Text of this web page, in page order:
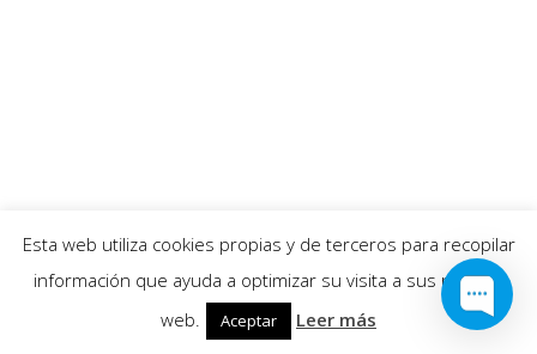
Esta web utiliza cookies propias y de terceros para recopilar
información que ayuda a optimizar su visita a sus páginas
web.
Aceptar Leer más